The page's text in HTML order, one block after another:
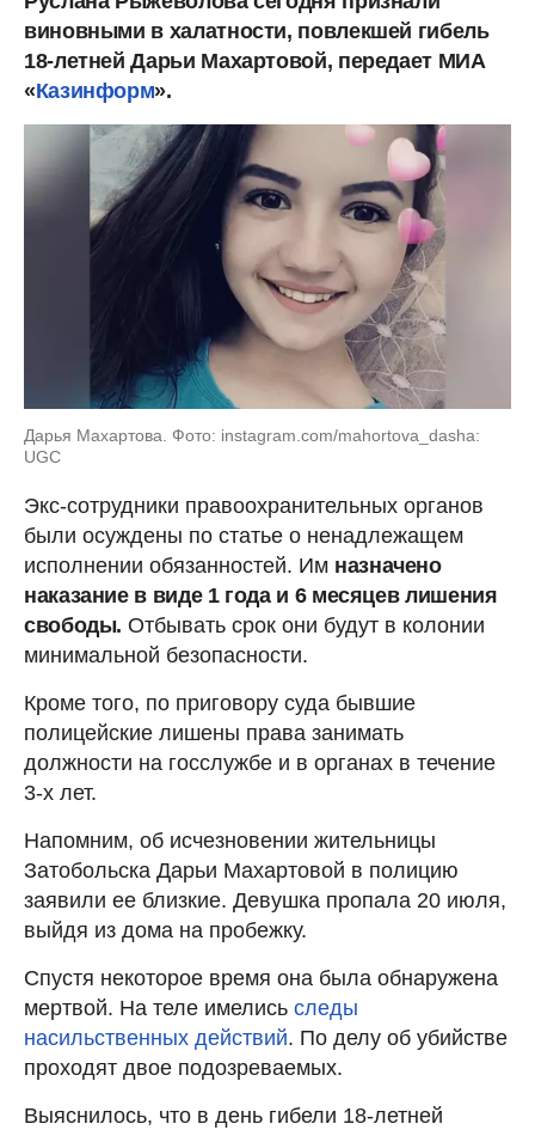
виновными в халатности, повлекшей гибель
18-летней Дарьи Махартовой, передает МИА
«Казинформ».
Дарья Махартова. Фото: instagram.com/mahortova_dasha:
UGC
Экс-сотрудники правоохранительных органов
были осуждены по статье о ненадлежащем
исполнении обязанностей. Им назначено
наказание в виде 1 года и 6 месяцев лишения
свободы. Отбывать срок они будут в колонии
минимальной безопасности.
Кроме того, по приговору суда бывшие
полицейские лишены права занимать
должности на госслужбе и в органах в течение
3-х лет.
Напомним, об исчезновении жительницы
Затобольска Дарьи Махартовой в полицию
заявили ее близкие. Девушка пропала 20 июля,
выйдя из дома на пробежку.
Спустя некоторое время она была обнаружена
мертвой. На теле имелись следы
насильственных действий. По делу об убийстве
проходят двое подозреваемых.
Выяснилось, что в день гибели 18-летней